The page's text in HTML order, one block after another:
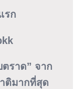
รก
ราด” จาก
ติมากที่สุด